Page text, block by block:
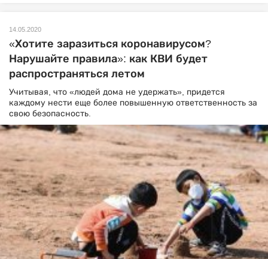
14.05.2020
«Хотите заразиться коронавирусом?
Нарушайте правила»: как КВИ будет
распространяться летом
Учитывая, что «людей дома не удержать», придется
каждому нести еще более повышенную ответственность за
свою безопасность.